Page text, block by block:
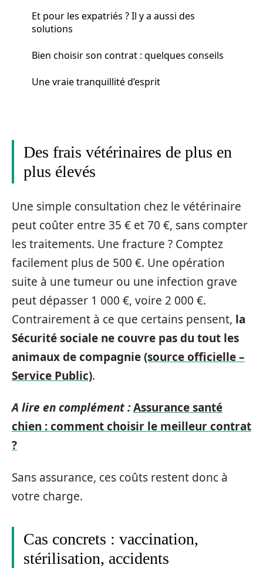
Et pour les expatriés ? Il y a aussi des
solutions
Bien choisir son contrat : quelques conseils
Une vraie tranquillité d’esprit
Des frais vétérinaires de plus en
plus élevés
Une simple consultation chez le vétérinaire
peut coûter entre 35 € et 70 €, sans compter
les traitements. Une fracture ? Comptez
facilement plus de 500 €. Une opération
suite à une tumeur ou une infection grave
peut dépasser 1 000 €, voire 2 000 €.
Contrairement à ce que certains pensent, la
Sécurité sociale ne couvre pas du tout les
animaux de compagnie(source officielle –
Service Public).
A lire en complément :Assurance santé
chien : comment choisir le meilleur contrat
?
Sans assurance, ces coûts restent donc à
votre charge.
Cas concrets : vaccination,
stérilisation, accidents